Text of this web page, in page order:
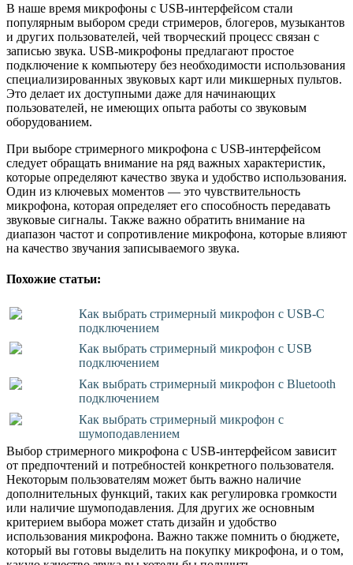
В наше время микрофоны с USB-интерфейсом стали
популярным выбором среди стримеров, блогеров, музыкантов
и других пользователей, чей творческий процесс связан с
записью звука. USB-микрофоны предлагают простое
подключение к компьютеру без необходимости использования
специализированных звуковых карт или микшерных пультов.
Это делает их доступными даже для начинающих
пользователей, не имеющих опыта работы со звуковым
оборудованием.
При выборе стримерного микрофона с USB-интерфейсом
следует обращать внимание на ряд важных характеристик,
которые определяют качество звука и удобство использования.
Один из ключевых моментов — это чувствительность
микрофона, которая определяет его способность передавать
звуковые сигналы. Также важно обратить внимание на
диапазон частот и сопротивление микрофона, которые влияют
на качество звучания записываемого звука.
Похожие статьи:
Как выбрать стримерный микрофон с USB-C
подключением
Как выбрать стримерный микрофон с USB
подключением
Как выбрать стримерный микрофон с Bluetooth
подключением
Как выбрать стримерный микрофон с
шумоподавлением
Выбор стримерного микрофона с USB-интерфейсом зависит
от предпочтений и потребностей конкретного пользователя.
Некоторым пользователям может быть важно наличие
дополнительных функций, таких как регулировка громкости
или наличие шумоподавления. Для других же основным
критерием выбора может стать дизайн и удобство
использования микрофона. Важно также помнить о бюджете,
который вы готовы выделить на покупку микрофона, и о том,